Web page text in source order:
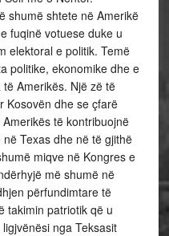
shumë shtete në Amerikë
fuqinë votuese duke u
elektoral e politik. Temë
politike, ekonomike dhe e
Amerikës. Një zë të
Kosovën dhe se çfarë
të kontribuojnë
Texas dhe në të gjithë
miqve në Kongres e
më shumë në
përfundimtare të
takimin patriotik që u
nga Teksasit